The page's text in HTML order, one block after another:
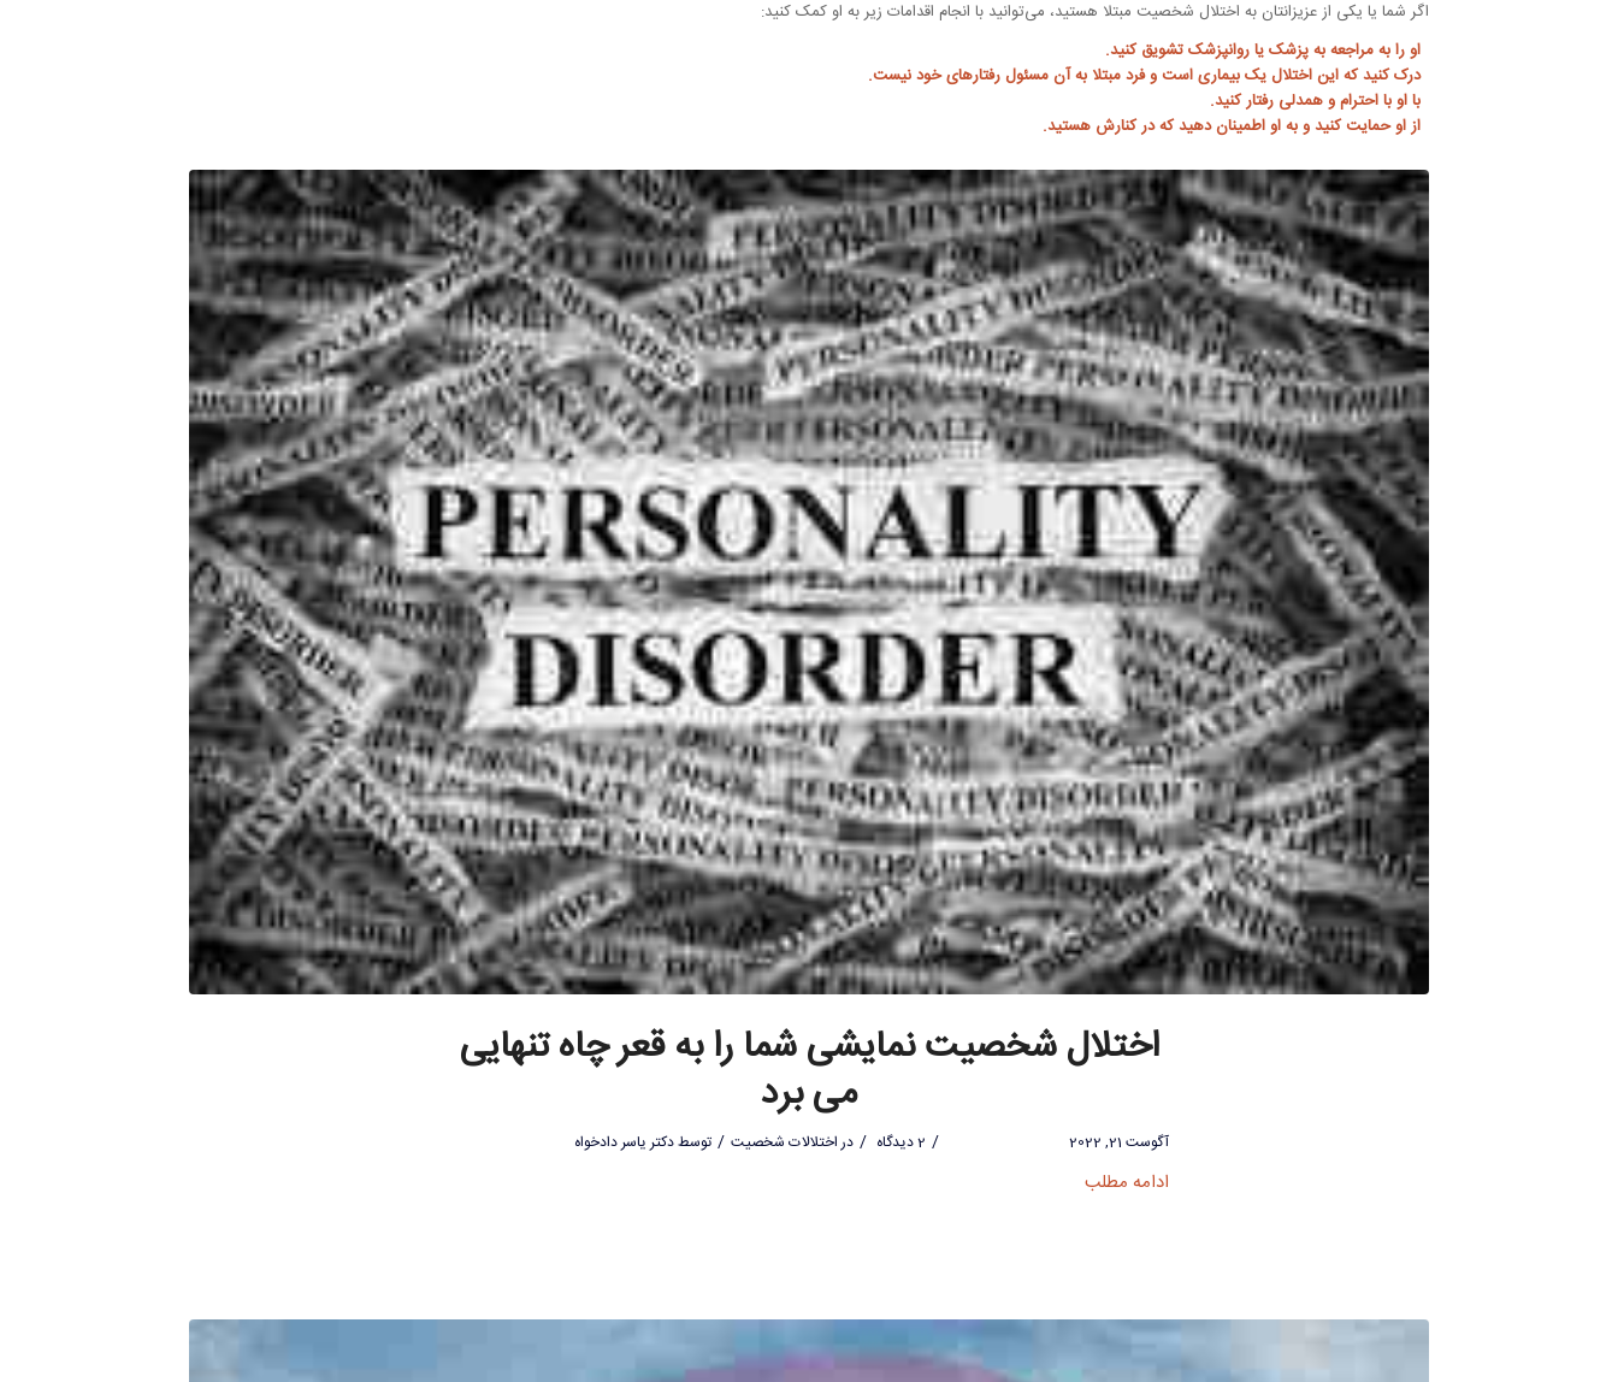
اگر شما یا یکی از عزیزانتان به اختلال شخصیت مبتلا هستید، می‌توانید با انجام اقدامات زیر به او کمک کنید:
او را به مراجعه به پزشک یا روانپزشک تشویق کنید.
درک کنید که این اختلال یک بیماری است و فرد مبتلا به آن مسئول رفتارهای خود نیست.
با او با احترام و همدلی رفتار کنید.
از او حمایت کنید و به او اطمینان دهید که در کنارش هستید.
اختلال شخصیت نمایشی شما را به قعر چاه تنهایی
می برد
آگوست 21, 2022 / 2 دیدگاه / دراختلالات شخصیت / توسطدکتر یاسر دادخواه
ادامه مطلب